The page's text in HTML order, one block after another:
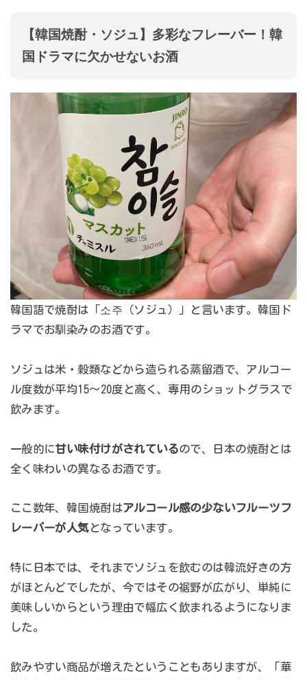
【韓国焼酎・ソジュ】多彩なフレーバー！韓
国ドラマに欠かせないお酒
韓国語で焼酎は「소주（ソジュ）」と言います。韓国ド
ラマでお馴染みのお酒です。
ソジュは米・穀類などから造られる蒸留酒で、アルコー
ル度数が平均15〜20度と高く、専用のショットグラスで
飲みます。
一般的に甘い味付けがされているので、日本の焼酎とは
全く味わいの異なるお酒です。
ここ数年、韓国焼酎はアルコール感の少ないフルーツフ
レーバーが人気となっています。
特に日本では、それまでソジュを飲むのは韓流好きの方
がほとんどでしたが、今ではその裾野が広がり、単純に
美味しいからという理由で幅広く飲まれるようになりま
した。
飲みやすい商品が増えたということもありますが、「華